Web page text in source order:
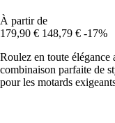
À partir de
179,90 € 148,79 € -17%
Roulez en toute
combinaison parfaite de
pour les motards